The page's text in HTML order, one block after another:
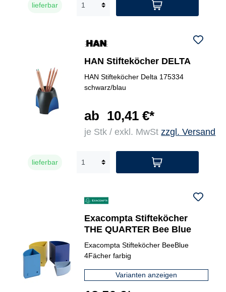
lieferbar
HAN Stifteköcher DELTA
HAN Stifteköcher Delta 175334
schwarz/blau
ab 10,41 €*
je Stk / exkl. MwStzzgl. Versand
lieferbar
Exacompta Stifteköcher
THE QUARTER Bee Blue
Exacompta Stifteköcher BeeBlue
4Fächer farbig
Varianten anzeigen